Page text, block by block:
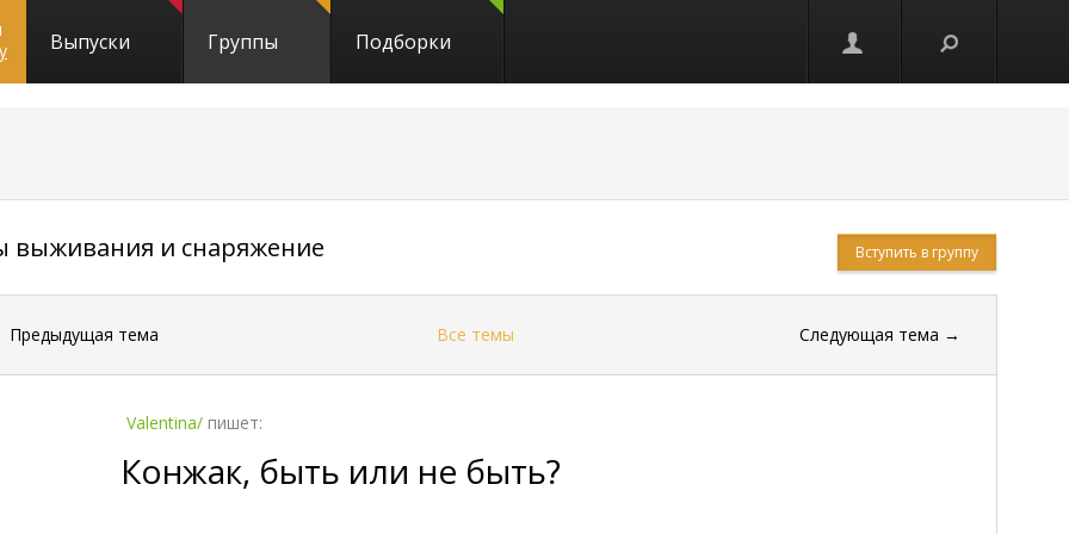
Выпуски Группы Подборки
выживания и снаряжение Вступить в группу
Предыдущая тема Все темы Следующая тема →
Valentina/ пишет:
Конжак, быть или не быть?